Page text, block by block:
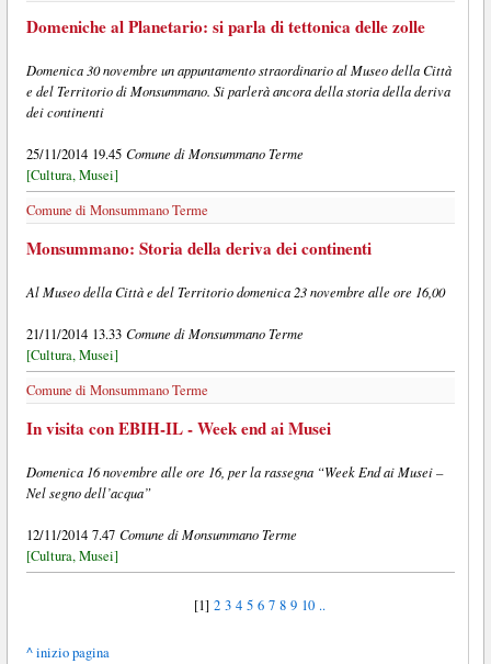
Domeniche al Planetario: si parla di tettonica delle zolle
Domenica 30 novembre un appuntamento straordinario al Museo della Città
e del Territorio di Monsummano. Si parlerà ancora della storia della deriva
dei continenti
25/11/2014 19.45 Comune di Monsummano Terme
[Cultura, Musei]
Comune di Monsummano Terme
Monsummano: Storia della deriva dei continenti
Al Museo della Città e del Territorio domenica 23 novembre alle ore 16,00
21/11/2014 13.33 Comune di Monsummano Terme
[Cultura, Musei]
Comune di Monsummano Terme
In visita con EBIH-IL - Week end ai Musei
Domenica 16 novembre alle ore 16, per la rassegna “Week End ai Musei –
Nel segno dell’acqua”
12/11/2014 7.47 Comune di Monsummano Terme
[Cultura, Musei]
[1]2 3 4 5 6 7 8 9 10 ..
^ inizio pagina